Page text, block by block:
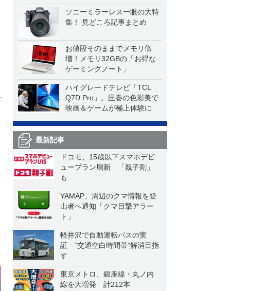
ソニーミラーレス一眼の大特
集！ 見どころ記事まとめ
お値段そのままでメモリ倍
増！メモリ32GBの「お得な
ゲーミングノート」
ハイグレードテレビ「TCL
Q7D Pro」。圧巻の色彩美で
映画＆ゲームが極上体験に
最新記事
ドコモ、15歳以下スマホデビ
ュープラン刷新 「親子割」
も
YAMAP、周辺のクマ情報を登
山者へ通知「クマ目撃アラー
ト」
軽井沢で自動運転バスの実
証 “交通空白時間帯”解消目指
す
東京メトロ、銀座線・丸ノ内
線を大増発 計212本